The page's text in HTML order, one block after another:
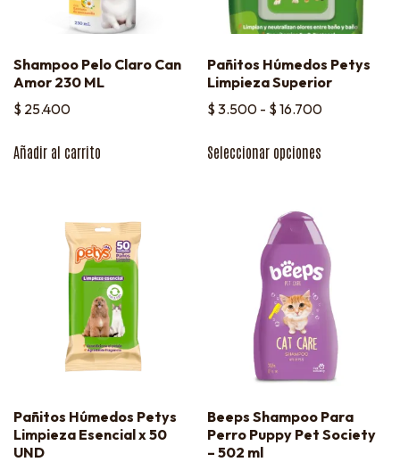
Shampoo Pelo Claro Can
Amor 230 ML
$ 25.400
Añadir al carrito
Pañitos Húmedos Petys
Limpieza Superior
$ 3.500 - $ 16.700
Seleccionar opciones
Pañitos Húmedos Petys
Limpieza Esencial x 50
UND
Beeps Shampoo Para
Perro Puppy Pet Society
– 502 ml